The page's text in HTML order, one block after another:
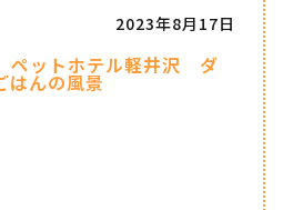
ットホテル軽井沢 ダ
はんの風景
2023年8月17日